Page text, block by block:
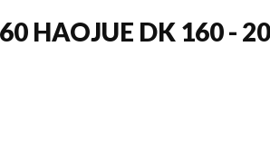
HAOJUE DK 160 -